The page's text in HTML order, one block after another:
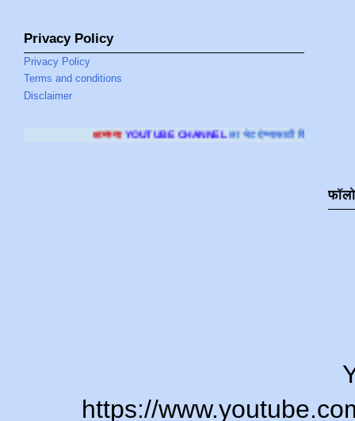
Privacy Policy
Privacy Policy
Terms and conditions
Disclaimer
YOUTUBE CHANNELला भेट देण्यासाठी क्लिक करा.
https://